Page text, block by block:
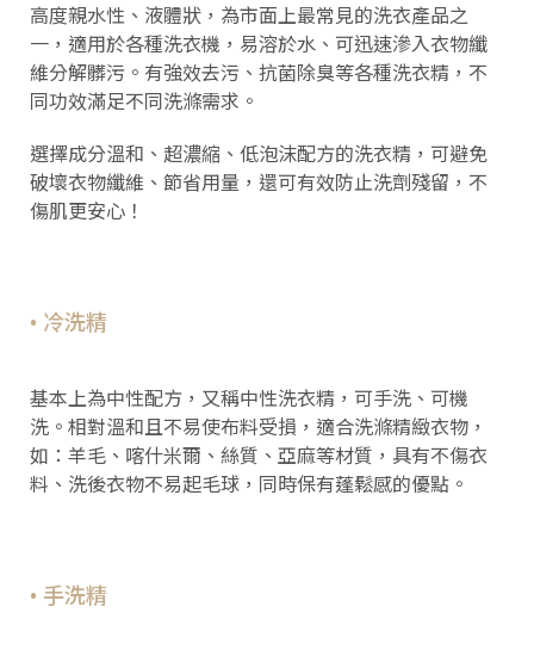
高度親水性、液體狀，為市面上最常見的洗衣產品之
一，適用於各種洗衣機，易溶於水、可迅速滲入衣物纖
維分解髒污。有強效去污、抗菌除臭等各種洗衣精，不
同功效滿足不同洗滌需求。
選擇成分溫和、超濃縮、低泡沫配方的洗衣精，可避免
破壞衣物纖維、節省用量，還可有效防止洗劑殘留，不
傷肌更安心！
• 冷洗精
基本上為中性配方，又稱中性洗衣精，可手洗、可機
洗。相對溫和且不易使布料受損，適合洗滌精緻衣物，
如：羊毛、喀什米爾、絲質、亞麻等材質，具有不傷衣
料、洗後衣物不易起毛球，同時保有蓬鬆感的優點。
• 手洗精